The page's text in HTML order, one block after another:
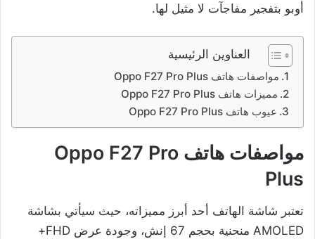
أوبو بتفجير مفاجآت لا مثيل لها.
العناوين الرئيسية
مواصفات هاتف Oppo F27 Pro Plus
مميزات هاتف Oppo F27 Pro Plus
عيوب هاتف Oppo F27 Pro Plus
مواصفات هاتف Oppo F27 Pro
Plus
تعتبر شاشة الهاتف أحد أبرز مميزاته، حيث سيأتي بشاشة
AMOLED منحنية بحجم 67 إنش، وجودة عرض FHD+